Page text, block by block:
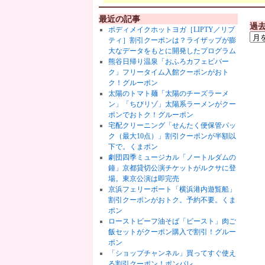
最近の記事
ボディメイクホットヨガ［LIPTY／リプ
ティ］割引クーポンは？ライザップが膨
大なデータをもとに開発したプログラム
熊谷日帰り温泉「おふろカフェビバー
ク」フリータイム入館クーポンがおト
ク！グルーポン
太陽のトマト麺「太陽のチーズラーメ
ン」「ちびリゾ」太陽系ラーメンがクー
ポンでおトク！グルーポン
宅配クリーニング「せんたく便保管パッ
ク（最大10点）」割引クーポンが半額以
下で。くまポン
劇団四季ミュージカル「ノートルダムの
鐘」京都貸切公演チケットがルクサに登
場。東京公演は即完売
京浜フェリーボート「横浜港内遊覧船」
割引クーポンがおトク。予約不要。くま
ポン
ローストビーフ油そば「ビースト」肉ご
飯セットがクーポン購入で割引！グルー
ポン
「ショップチャンネル」買ってすぐ使え
過